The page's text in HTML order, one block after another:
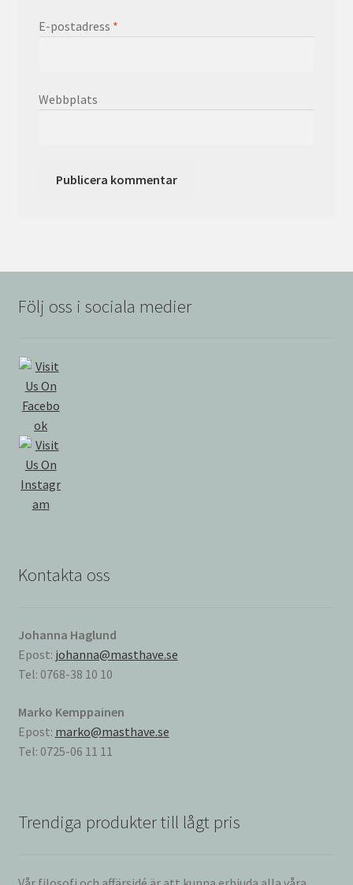
E-postadress *
Webbplats
Följ oss i sociala medier
Kontakta oss
Johanna Haglund
Epost: johanna@masthave.se
Tel: 0768-38 10 10
Marko Kemppainen
Epost: marko@masthave.se
Tel: 0725-06 11 11
Trendiga produkter till lågt pris